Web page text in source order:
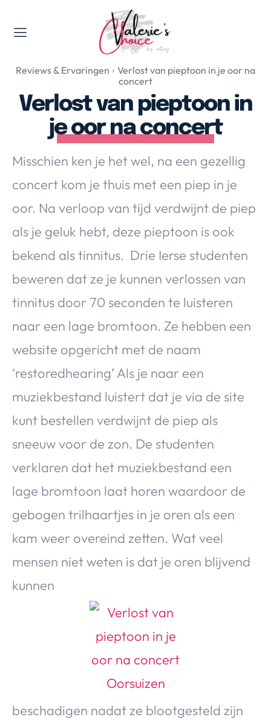
Valerie's Topics
Travel & Culture
Food & Drinks
Happyness & Opmerkelijk
Lifestyle, Sport & Duurzaamheid
Top 5 van Valerie
Health & Beauty
Huis & Tuin
Nieuws & Media
Over Valerie
Over Valerie
De Top 5
VALERIE'S CHOICE
Travel
Lifestyle
Reviews & Ervaringen
Verlost van pieptoon in je oor na
concert
Verlost van pieptoon in
je oor na concert
Misschien ken je het wel, na een gezellig
concert kom je thuis met een piep in je
oor. Na verloop van tijd verdwijnt de piep
als je geluk hebt, deze pieptoon is ook
bekend als tinnitus. Drie Ierse studenten
beweren dat ze je kunnen verlossen van
tinnitus door 70 seconden te luisteren
naar een lage bromtoon. Ze hebben een
website opgericht met de naam
‘restoredhearing’ Als je naar een
muziekbestand luistert dat je via de site
kunt bestellen verdwijnt de piep als
sneeuw voor de zon. De studenten
verklaren dat het muziekbestand een
lage bromtoon laat horen waardoor de
gebogen trilhaartjes in je oren als een
kam weer overeind zetten. Wat veel
mensen niet weten is dat je oren blijvend
kunnen
beschadigen nadat ze blootgesteld zijn